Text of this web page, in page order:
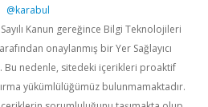
@karabul
Kanun gereğince Bilgi Teknolojileri
onaylanmış bir Yer Sağlayıcı
Bu nedenle, sitedeki içerikleri proaktif
yükümlülüğümüz bulunmamaktadır.